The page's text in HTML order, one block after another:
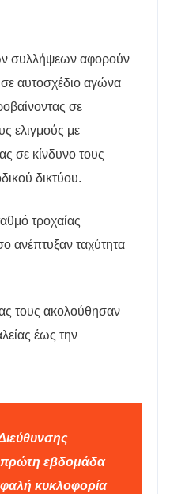
συλλήψεων αφορούν
αυτοσχέδιο αγώνα
σε
ελιγμούς με
σε κίνδυνο τους
δικτύου.
τροχαίας
ανέπτυξαν ταχύτητα
τους ακολούθησαν
έως την
πρώτη εβδομάδα
κυκλοφορία